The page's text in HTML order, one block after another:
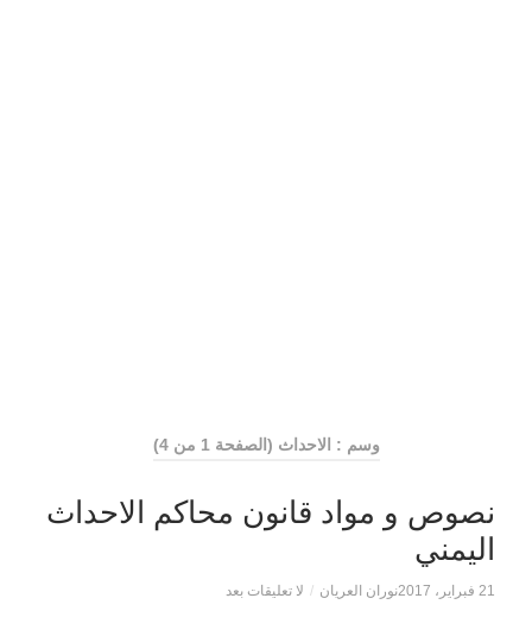
وسم : الاحداث (الصفحة 1 من 4)
نصوص و مواد قانون محاكم الاحداث
اليمني
21 فبراير، 2017 نوران العريان / لا تعليقات بعد